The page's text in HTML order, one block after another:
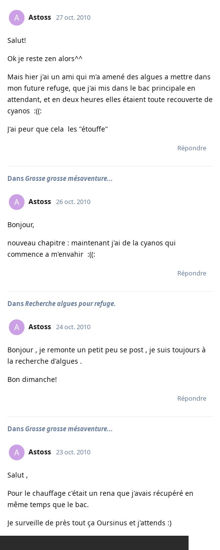
A Astoss 27 oct. 2010
Salut!
Ok je reste zen alors^^
Mais hier j'ai un ami qui m'a amené des algues a mettre dans
mon future refuge, que j'ai mis dans le bac principale en
attendant, et en deux heures elles étaient toute recouverte de
cyanos :((:
J'ai peur que cela les "étouffe"
Répondre
DansGrosse grosse mésaventure...
A Astoss 26 oct. 2010
Bonjour,
nouveau chapitre : maintenant j'ai de la cyanos qui
commence a m'envahir :((:
Répondre
DansRecherche algues pour refuge.
A Astoss 24 oct. 2010
Bonjour , je remonte un petit peu se post , je suis toujours à
la recherche d'algues .
Bon dimanche!
Répondre
DansGrosse grosse mésaventure...
A Astoss 23 oct. 2010
Salut ,
Pour le chauffage c'était un rena que j'avais récupéré en
même temps que le bac.
Je surveille de près tout ça Oursinus et j'attends :)